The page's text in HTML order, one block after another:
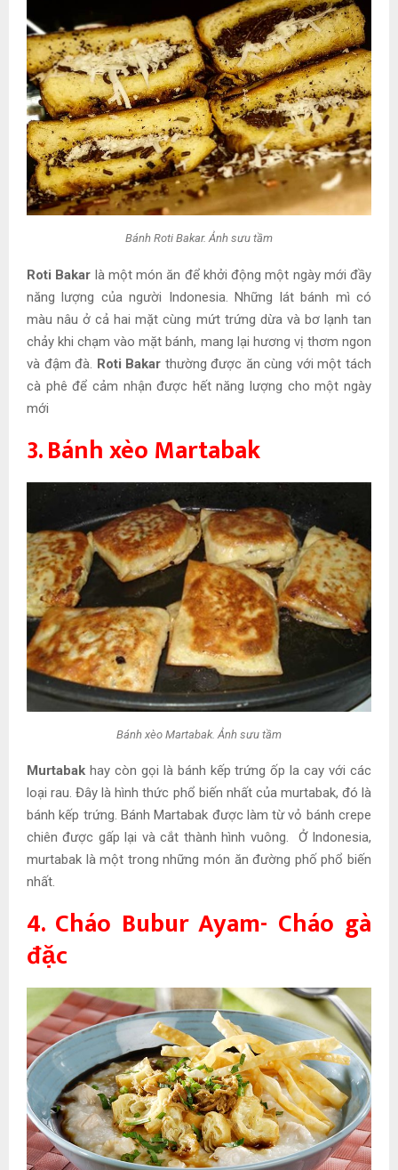
Bánh Roti Bakar. Ảnh sưu tầm
Roti Bakar là một món ăn để khởi động một ngày mới đầy
năng lượng của người Indonesia. Những lát bánh mì có
màu nâu ở cả hai mặt cùng mứt trứng dừa và bơ lạnh tan
chảy khi chạm vào mặt bánh, mang lại hương vị thơm ngon
và đậm đà. Roti Bakar thường được ăn cùng với một tách
cà phê để cảm nhận được hết năng lượng cho một ngày
mới
3. Bánh xèo Martabak
Bánh xèo Martabak. Ảnh sưu tầm
Murtabak hay còn gọi là bánh kếp trứng ốp la cay với các
loại rau. Đây là hình thức phổ biến nhất của murtabak, đó là
bánh kếp trứng. Bánh Martabak được làm từ vỏ bánh crepe
chiên được gấp lại và cắt thành hình vuông. Ở Indonesia,
murtabak là một trong những món ăn đường phố phổ biến
nhất.
4. Cháo Bubur Ayam- Cháo gà
đặc